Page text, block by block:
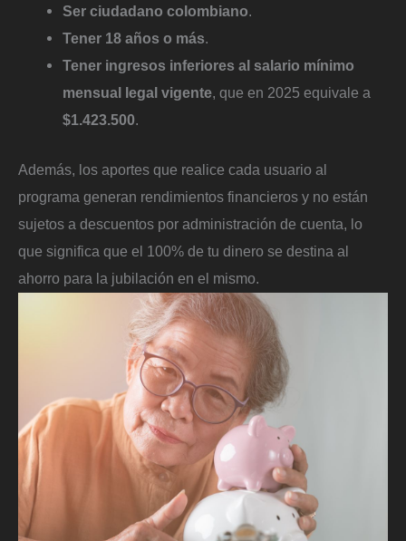
Ser ciudadano colombiano.
Tener 18 años o más.
Tener ingresos inferiores al salario mínimo
mensual legal vigente, que en 2025 equivale a
$1.423.500.
Además, los aportes que realice cada usuario al
programa generan rendimientos financieros y no están
sujetos a descuentos por administración de cuenta, lo
que significa que el 100% de tu dinero se destina al
ahorro para la jubilación en el mismo.